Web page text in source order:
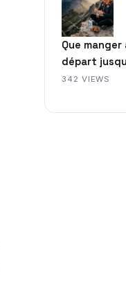
Que
départ
342 VIEWS